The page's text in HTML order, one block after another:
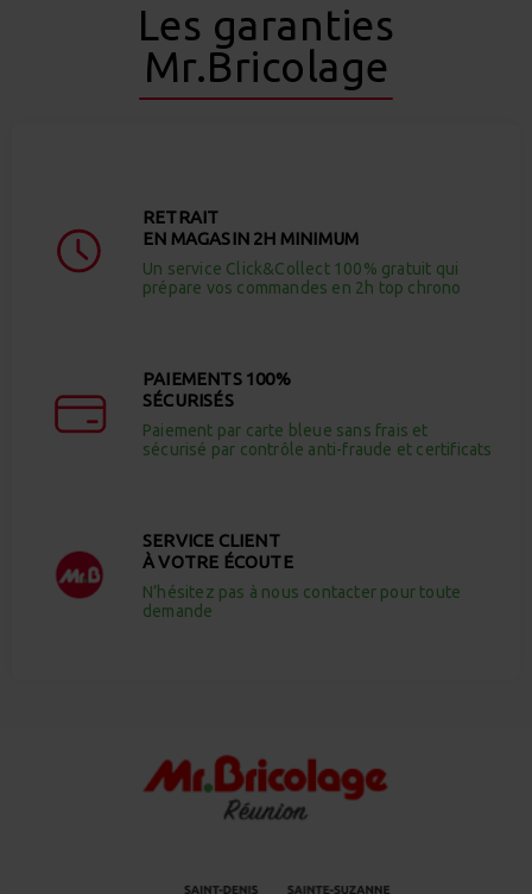
Les garanties
Mr.Bricolage
RETRAIT
EN MAGASIN 2H MINIMUM
Un service Click&Collect 100% gratuit qui
prépare vos commandes en 2h top chrono
PAIEMENTS 100%
SÉCURISÉS
Paiement par carte bleue sans frais et
sécurisé par contrôle anti-fraude et certificats
SERVICE CLIENT
À VOTRE ÉCOUTE
N’hésitez pas à nous contacter pour toute
demande